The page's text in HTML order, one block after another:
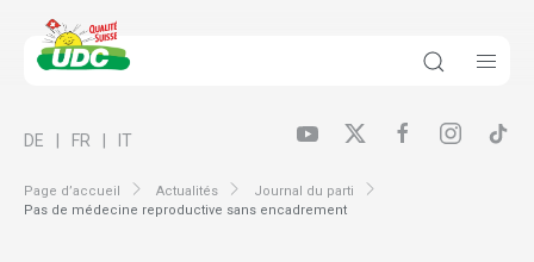
Page d’accueil Actualités
Journal du parti
Pas de médecine reproductive sans encadrement
DE FR IT